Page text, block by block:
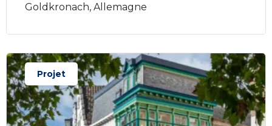
Goldkronach, Allemagne
Projet